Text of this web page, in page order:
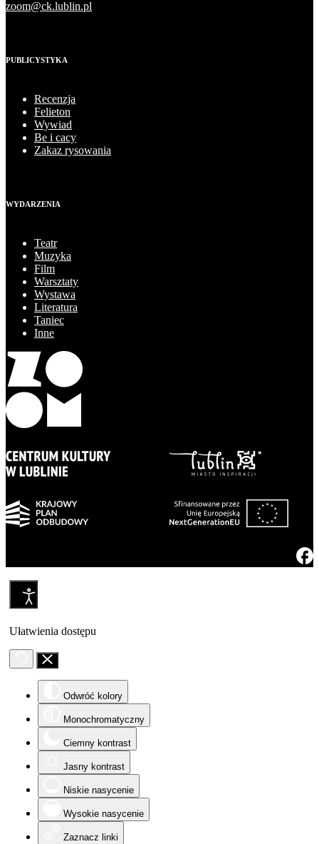
zoom@ck.lublin.pl
PUBLICYSTYKA
Recenzja
Felieton
Wywiad
Be i cacy
Zakaz rysowania
WYDARZENIA
Teatr
Muzyka
Film
Warsztaty
Wystawa
Literatura
Taniec
Inne
Ułatwienia dostępu
Odwróć kolory
Monochromatyczny
Ciemny kontrast
Jasny kontrast
Niskie nasycenie
Wysokie nasycenie
Zaznacz linki